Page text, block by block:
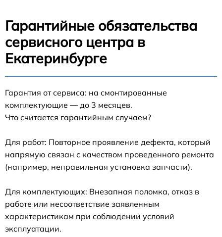
Гарантийные обязательства
сервисного центра в
Екатеринбурге
Гарантия от сервиса: на смонтированные
комплектующие — до 3 месяцев.
Что считается гарантийным случаем?
Для работ: Повторное проявление дефекта, который
напрямую связан с качеством проведенного ремонта
(например, неправильная установка запчасти).
Для комплектующих: Внезапная поломка, отказ в
работе или несоответствие заявленным
характеристикам при соблюдении условий
эксплуатации.